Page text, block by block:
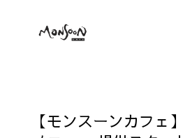
【モンスーンカフェ